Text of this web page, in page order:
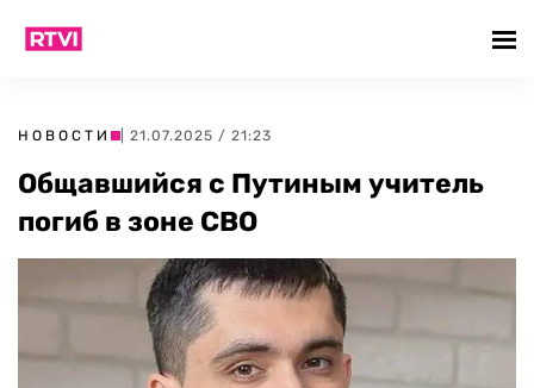
НОВОСТИ | 21.07.2025 / 21:23
Общавшийся с Путиным учитель
погиб в зоне СВО